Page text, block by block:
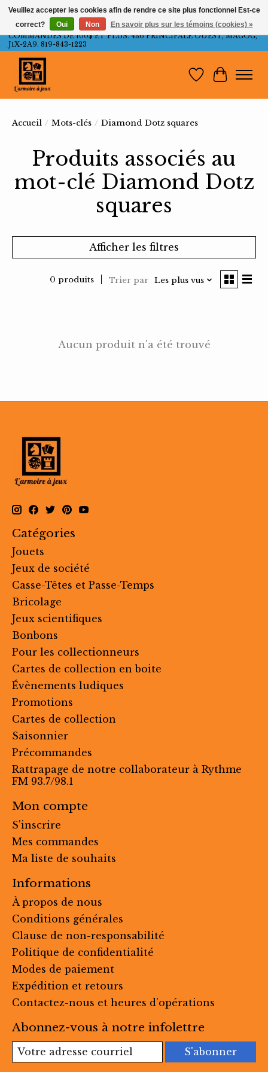
LIVRAISON GRATUITE AU QUÉBEC ET ONTARIO POUR LES
COMMANDES DE 100$ ET PLUS. 436 PRINCIPALE OUEST, MAGOG,
J1X-2A9. 819-843-1223
Liste dePanier
Accueil / Mots-clés / Diamond Dotz squares
Produits associés au
mot-clé Diamond Dotz
squares
Afficher les filtres
0 produits Trier par Les plus vus
Aucun produit n'a été trouvé
Catégories
Jouets
Jeux de société
Casse-Têtes et Passe-Temps
Bricolage
Jeux scientifiques
Bonbons
Pour les collectionneurs
Cartes de collection en boite
Évènements ludiques
Promotions
Cartes de collection
Saisonnier
Précommandes
Rattrapage de notre collaborateur à Rythme
FM 93.7/98.1
Mon compte
S'inscrire
Mes commandes
Ma liste de souhaits
Informations
À propos de nous
Conditions générales
Clause de non-responsabilité
Politique de confidentialité
Modes de paiement
Expédition et retours
Contactez-nous et heures d’opérations
Abonnez-vous à notre infolettre
S'abonner
Veuillez accepter les cookies afin de rendre ce site plus fonctionnel Est-ce
correct?
Oui Non En savoir plus sur les témoins (cookies) »